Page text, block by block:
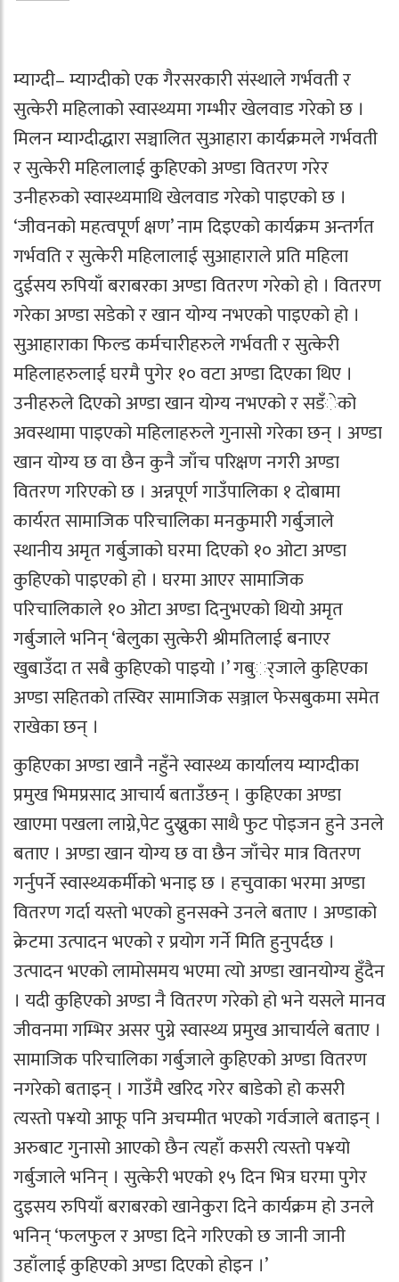
म्याग्दी– म्याग्दीको एक गैरसरकारी संस्थाले गर्भवती र
सुत्केरी महिलाको स्वास्थ्यमा गम्भीर खेलवाड गरेको छ ।
मिलन म्याग्दीद्धारा सञ्चालित सुआहारा कार्यक्रमले गर्भवती
र सुत्केरी महिलालाई कुुहिएको अण्डा वितरण गरेर
उनीहरुको स्वास्थ्यमाथि खेलवाड गरेको पाइएको छ ।
‘जीवनको महत्वपूर्ण क्षण’ नाम दिइएको कार्यक्रम अन्तर्गत
गर्भवति र सुत्केरी महिलालाई सुआहाराले प्रति महिला
दुईसय रुपियाँ बराबरका अण्डा वितरण गरेको हो । वितरण
गरेका अण्डा सडेको र खान योग्य नभएको पाइएको हो ।
सुआहाराका फिल्ड कर्मचारीहरुले गर्भवती र सुत्केरी
महिलाहरुलाई घरमै पुगेर १० वटा अण्डा दिएका थिए ।
उनीहरुले दिएको अण्डा खान योग्य नभएको र सडँेको
अवस्थामा पाइएको महिलाहरुले गुनासो गरेका छन् । अण्डा
खान योग्य छ वा छैन कुनै जाँच परिक्षण नगरी अण्डा
वितरण गरिएको छ । अन्नपूर्ण गाउँपालिका १ दोबामा
कार्यरत सामाजिक परिचालिका मनकुमारी गर्बुजाले
स्थानीय अमृत गर्बुजाको घरमा दिएको १० ओटा अण्डा
कुहिएको पाइएको हो । घरमा आएर सामाजिक
परिचालिकाले १० ओटा अण्डा दिनुभएको थियो अमृत
गर्बुजाले भनिन् ‘बेलुका सुत्केरी श्रीमतिलाई बनाएर
खुबाउँदा त सबै कुहिएको पाइयो ।’ गबुर््जाले कुहिएका
अण्डा सहितको तस्विर सामाजिक सञ्जाल फेसबुकमा समेत
राखेका छन् ।
कुहिएका अण्डा खानै नहुँने स्वास्थ्य कार्यालय म्याग्दीका
प्रमुख भिमप्रसाद आचार्य बताउँछन् । कुहिएका अण्डा
खाएमा पखला लाग्ने,पेट दुख्नुका साथै फुट पोइजन हुने उनले
बताए । अण्डा खान योग्य छ वा छैन जाँचेर मात्र वितरण
गर्नुपर्ने स्वास्थ्यकर्मीको भनाइ छ । हचुवाका भरमा अण्डा
वितरण गर्दा यस्तो भएको हुनसक्ने उनले बताए । अण्डाको
क्रेटमा उत्पादन भएको र प्रयोग गर्ने मिति हुनुपर्दछ ।
उत्पादन भएको लामोसमय भएमा त्यो अण्डा खानयोग्य हुँदैन
। यदी कुहिएको अण्डा नै वितरण गरेको हो भने यसले मानव
जीवनमा गम्भिर असर पुग्ने स्वास्थ्य प्रमुख आचार्यले बताए ।
सामाजिक परिचालिका गर्बुजाले कुहिएको अण्डा वितरण
नगरेको बताइन् । गाउँमै खरिद गरेर बाडेको हो कसरी
त्यस्तो प¥यो आफू पनि अचम्मीत भएको गर्वजाले बताइन् ।
अरुबाट गुनासो आएको छैन त्यहाँ कसरी त्यस्तो प¥यो
गर्बुजाले भनिन् । सुत्केरी भएको १५ दिन भित्र घरमा पुगेर
दुइसय रुपियाँ बराबरको खानेकुरा दिने कार्यक्रम हो उनले
भनिन् ‘फलफुल र अण्डा दिने गरिएको छ जानी जानी
उहाँलाई कुहिएको अण्डा दिएको होइन ।’